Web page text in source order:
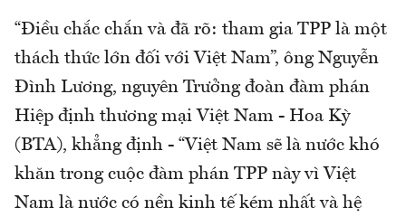
“Điều chắc chắn và đã rõ: tham gia TPP là một
thách thức lớn đối với Việt Nam”, ông Nguyễn
Đình Lương, nguyên Trưởng đoàn đàm phán
Hiệp định thương mại Việt Nam - Hoa Kỳ
(BTA), khẳng định - “Việt Nam sẽ là nước khó
khăn trong cuộc đàm phán TPP này vì Việt
Nam là nước có nền kinh tế kém nhất và hệ